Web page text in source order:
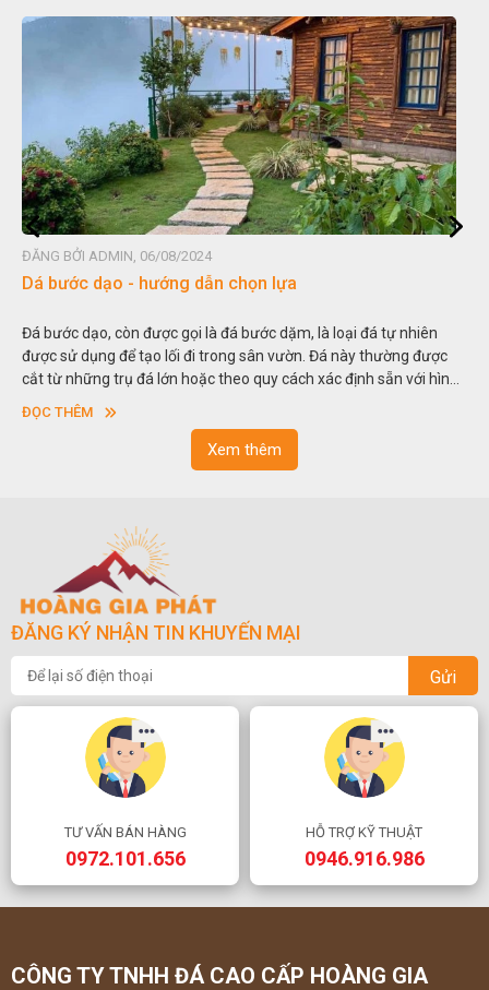
ĐĂNG BỞI ADMIN, 06/08/2024
Dá bước dạo - hướng dẫn chọn lựa
Đá bước dạo, còn được gọi là đá bước dặm, là loại đá tự nhiên
được sử dụng để tạo lối đi trong sân vườn. Đá này thường được
cắt từ những trụ đá lớn hoặc theo quy cách xác định sẵn với hình
vuông hoặc hình chữ nhật và có độ dày khác nhau.
ĐỌC THÊM
Xem thêm
ĐĂNG KÝ NHẬN TIN KHUYẾN MẠI
Gửi
TƯ VẤN BÁN HÀNG
0972.101.656
HỖ TRỢ KỸ THUẬT
0946.916.986
CÔNG TY TNHH ĐÁ CAO CẤP HOÀNG GIA